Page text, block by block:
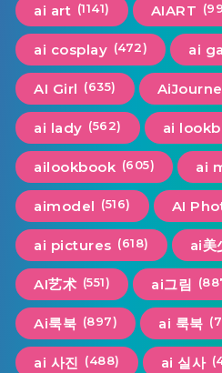
ai art (1141) AIART
ai cosplay (472) ai
AI Girl (635)
ai lady (562) ai
ailookbook (605) ai
aimodel (516) AI
ai pictures (618) ai美
AI艺术 (551) ai그림
Ai룩북 (897) ai 룩북
ai 사진 (488) ai 실사